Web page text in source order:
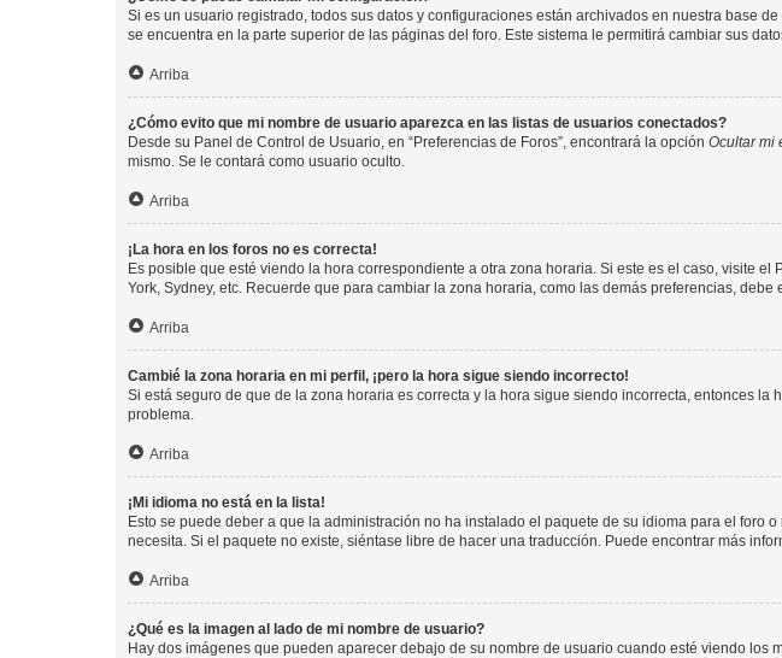
Si es un usuario registrado, todos sus datos y configuraciones están archivados en nuestra base
se encuentra en la parte superior de las páginas del foro. Este sistema le permitirá cambiar sus
Arriba
¿Cómo evito que mi nombre de usuario aparezca en las listas de usuarios conectados?
Desde su Panel de Control de Usuario, en “Preferencias de Foros”, encontrará la opción Ocultar mi
mismo. Se le contará como usuario oculto.
Arriba
¡La hora en los foros no es correcta!
Es posible que esté viendo la hora correspondiente a otra zona horaria. Si este es el caso, visite
York, Sydney, etc. Recuerde que para cambiar la zona horaria, como las demás preferencias,
Arriba
Cambié la zona horaria en mi perfil, ¡pero la hora sigue siendo incorrecto!
Si está seguro de que de la zona horaria es correcta y la hora sigue siendo incorrecta, entonces
problema.
Arriba
¡Mi idioma no está en la lista!
Esto se puede deber a que la administración no ha instalado el paquete de su idioma para el
necesita. Si el paquete no existe, siéntase libre de hacer una traducción. Puede encontrar más
Arriba
¿Qué es la imagen al lado de mi nombre de usuario?
Hay dos imágenes que pueden aparecer debajo de su nombre de usuario cuando esté viendo